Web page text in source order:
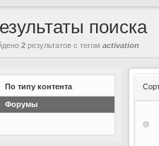
поиска
2 результатов с тегомactivation
По типу контента
Форумы